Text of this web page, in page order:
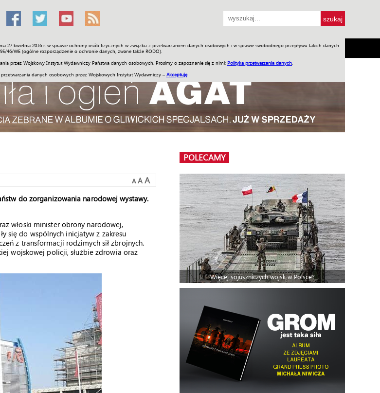
27 kwietnia 2016 r. w sprawie ochrony osób fizycznych w związku z przetwarzaniem danych osobowych i w sprawie swobodnego przepływu takich danych
46/WE (ogólne rozporządzenie o ochronie danych, zwane także RODO).
przez Wojskowy Instytut Wydawniczy Państwa danych osobowych. Prosimy o zapoznanie się z nimi: Polityka przetwarzania danych
danych osobowych przez Wojskowych Instytut Wydawniczy – Akceptuję
Sport Historia Galerie Wideo ENGLISH SKLEP Jednodniówki Praca w WIW
A A A
do zorganizowania narodowej wystawy.
włoski minister obrony narodowej,
się do wspólnych inicjatyw z zakresu
z transformacji rodzimych sił zbrojnych.
wojskowej policji, służbie zdrowia oraz
POLECAMY
Więcej sojuszniczych wojsk w Polsce?